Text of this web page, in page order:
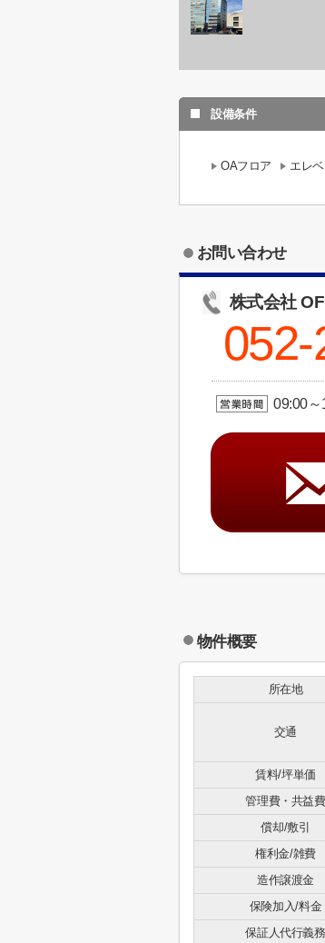
設備条件
OAフロア エレ
お問い合わせ
株式会社
09:00
物件概要
所在地
交通
賃料/坪単価
管理費・共益費
償却/敷引
権利金/雑費
造作譲渡金
保険加入/料金
保証人代行義務